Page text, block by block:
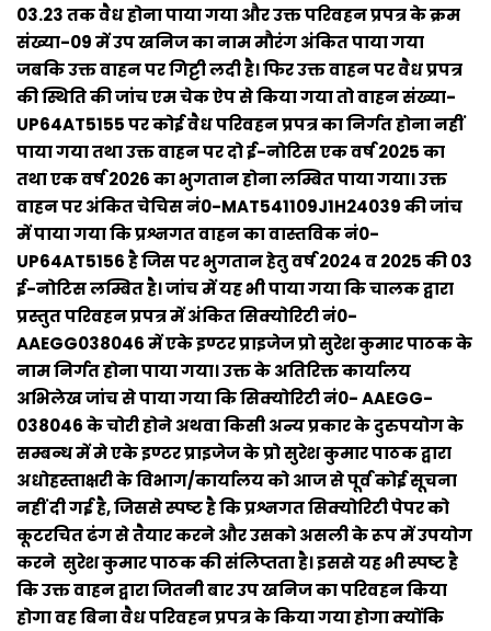
03.23 तक वैध होना पाया गया और उक्त परिवहन प्रपत्र के क्रम
संख्या-09 में उप खनिज का नाम मौरंग अंकित पाया गया
जबकि उक्त वाहन पर गिट्टी लदी है। फिर उक्त वाहन पर वैध प्रपत्र
की स्थिति की जांच एम चेक ऐप से किया गया तो वाहन संख्या-
UP64AT5155 पर कोई वैध परिवहन प्रपत्र का निर्गत होना नहीं
पाया गया तथा उक्त वाहन पर दो ई-नोटिस एक वर्ष 2025 का
तथा एक वर्ष 2026 का भुगतान होना लम्बित पाया गया। उक्त
वाहन पर अंकित चेचिस नं0-MAT541109J1H24039 की जांच
में पाया गया कि प्रश्नगत वाहन का वास्तविक नं0-
UP64AT5156 है जिस पर भुगतान हेतु वर्ष 2024 व 2025 की 03
ई-नोटिस लम्बित है। जांच में यह भी पाया गया कि चालक द्वारा
प्रस्तुत परिवहन प्रपत्र में अंकित सिक्योरिटी नं0-
AAEGG038046 में एके इण्टर प्राइजेज प्रो सुरेश कुमार पाठक के
नाम निर्गत होना पाया गया। उक्त के अतिरिक्त कार्यालय
अभिलेख जांच से पाया गया कि सिक्योरिटी नं0- AAEGG-
038046 के चोरी होने अथवा किसी अन्य प्रकार के दुरुपयोग के
सम्बन्ध में मे एके इण्टर प्राइजेज के प्रो सुरेश कुमार पाठक द्वारा
अधोहस्ताक्षरी के विभाग/कार्यालय को आज से पूर्व कोई सूचना
नहीं दी गई है, जिससे स्पष्ट है कि प्रश्नगत सिक्योरिटी पेपर को
कूटरचित ढंग से तैयार करने और उसको असली के रूप में उपयोग
करने सुरेश कुमार पाठक की संलिप्तता है। इससे यह भी स्पष्ट है
कि उक्त वाहन द्वारा जितनी बार उप खनिज का परिवहन किया
होगा वह बिना वैध परिवहन प्रपत्र के किया गया होगा क्योंकि